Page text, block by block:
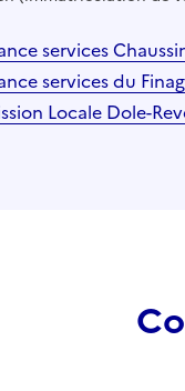
services
services du
Locale Dole-